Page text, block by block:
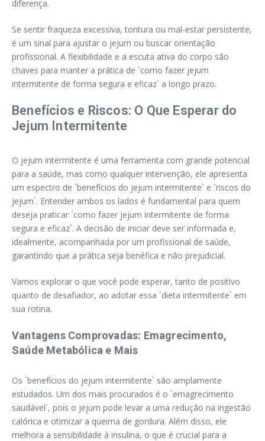
diferença.
Se sentir fraqueza excessiva, tontura ou mal-estar persistente,
é um sinal para ajustar o jejum ou buscar orientação
profissional. A flexibilidade e a escuta ativa do corpo são
chaves para manter a prática de `como fazer jejum
intermitente de forma segura e eficaz` a longo prazo.
Benefícios e Riscos: O Que Esperar do
Jejum Intermitente
O jejum intermitente é uma ferramenta com grande potencial
para a saúde, mas como qualquer intervenção, ele apresenta
um espectro de `benefícios do jejum intermitente` e `riscos do
jejum`. Entender ambos os lados é fundamental para quem
deseja praticar `como fazer jejum intermitente de forma
segura e eficaz`. A decisão de iniciar deve ser informada e,
idealmente, acompanhada por um profissional de saúde,
garantindo que a prática seja benéfica e não prejudicial.
Vamos explorar o que você pode esperar, tanto de positivo
quanto de desafiador, ao adotar essa `dieta intermitente` em
sua rotina.
Vantagens Comprovadas: Emagrecimento,
Saúde Metabólica e Mais
Os `benefícios do jejum intermitente` são amplamente
estudados. Um dos mais procurados é o `emagrecimento
saudável`, pois o jejum pode levar a uma redução na ingestão
calórica e otimizar a queima de gordura. Além disso, ele
melhora a sensibilidade à insulina, o que é crucial para a